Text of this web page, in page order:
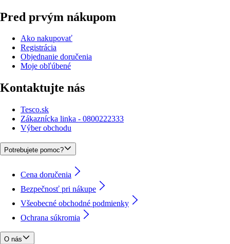
Pred prvým nákupom
Ako nakupovať
Registrácia
Objednanie doručenia
Moje obľúbené
Kontaktujte nás
Tesco.sk
Zákaznícka linka - 0800222333
Výber obchodu
Potrebujete pomoc?
Cena doručenia
Bezpečnosť pri nákupe
Všeobecné obchodné podmienky
Ochrana súkromia
O nás